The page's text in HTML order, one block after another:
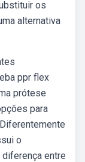
os
alternativa
ppr flex
prótese
para
o
entre